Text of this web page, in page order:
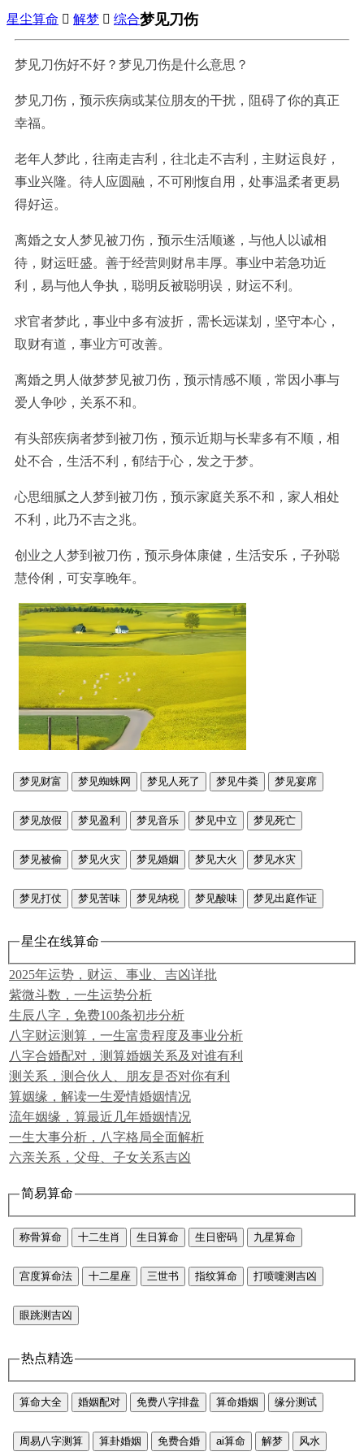
星尘算命  解梦  综合梦见刀伤
梦见刀伤好不好？梦见刀伤是什么意思？
梦见刀伤，预示疾病或某位朋友的干扰，阻碍了你的真正
幸福。
老年人梦此，往南走吉利，往北走不吉利，主财运良好，
事业兴隆。待人应圆融，不可刚愎自用，处事温柔者更易
得好运。
离婚之女人梦见被刀伤，预示生活顺遂，与他人以诚相
待，财运旺盛。善于经营则财帛丰厚。事业中若急功近
利，易与他人争执，聪明反被聪明误，财运不利。
求官者梦此，事业中多有波折，需长远谋划，坚守本心，
取财有道，事业方可改善。
离婚之男人做梦梦见被刀伤，预示情感不顺，常因小事与
爱人争吵，关系不和。
有头部疾病者梦到被刀伤，预示近期与长辈多有不顺，相
处不合，生活不利，郁结于心，发之于梦。
心思细腻之人梦到被刀伤，预示家庭关系不和，家人相处
不利，此乃不吉之兆。
创业之人梦到被刀伤，预示身体康健，生活安乐，子孙聪
慧伶俐，可安享晚年。
梦见财富 梦见蜘蛛网 梦见人死了 梦见牛粪 梦见宴席
梦见放假 梦见盈利 梦见音乐 梦见中立 梦见死亡
梦见被偷 梦见火灾 梦见婚姻 梦见大火 梦见水灾
梦见打仗 梦见苦味 梦见纳税 梦见酸味 梦见出庭作证
星尘在线算命
2025年运势，财运、事业、吉凶详批
紫微斗数，一生运势分析
生辰八字，免费100条初步分析
八字财运测算，一生富贵程度及事业分析
八字合婚配对，测算婚姻关系及对谁有利
测关系，测合伙人、朋友是否对你有利
算姻缘，解读一生爱情婚姻情况
流年姻缘，算最近几年婚姻情况
一生大事分析，八字格局全面解析
六亲关系，父母、子女关系吉凶
简易算命
称骨算命 十二生肖 生日算命 生日密码 九星算命
宫度算命法 十二星座 三世书 指纹算命 打喷嚏测吉凶
眼跳测吉凶
热点精选
算命大全 婚姻配对 免费八字排盘 算命婚姻 缘分测试
周易八字测算 算卦婚姻 免费合婚 ai算命 解梦 风水